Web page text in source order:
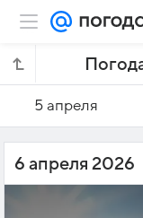
5 апреля
6 апреля 2026